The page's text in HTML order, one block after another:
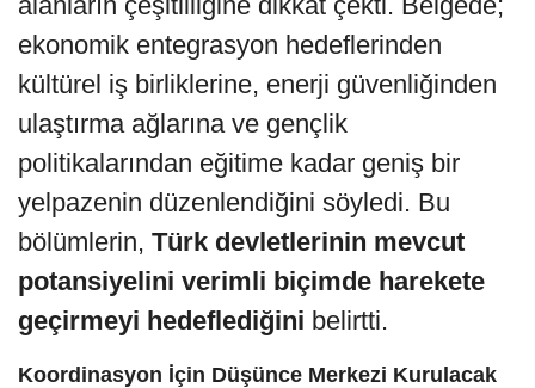
ekonomik entegrasyon hedeflerinden
kültürel iş birliklerine, enerji güvenliğinden
ulaştırma ağlarına ve gençlik
politikalarından eğitime kadar geniş bir
yelpazenin düzenlendiğini söyledi. Bu
bölümlerin, Türk devletlerinin mevcut
potansiyelini verimli biçimde harekete
geçirmeyi hedeflediğini belirtti.
Koordinasyon İçin Düşünce Merkezi Kurulacak